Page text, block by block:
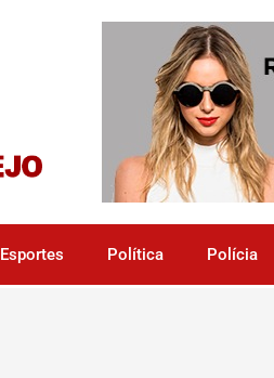
Esportes Política Polícia